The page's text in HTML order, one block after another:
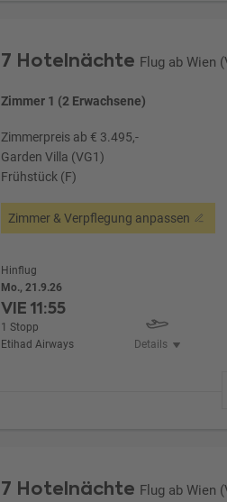
7 Hotelnächte Flug ab Wien
Zimmer 1 (2 Erwachsene)
Zimmerpreis ab € 3.495,-
Garden Villa (VG1)
Frühstück (F)
Zimmer & Verpflegung anpassen
Hinflug
Mo., 21.9.26
VIE11:55
1 Stopp
Etihad Airways
Details
7 Hotelnächte Flug ab Wien